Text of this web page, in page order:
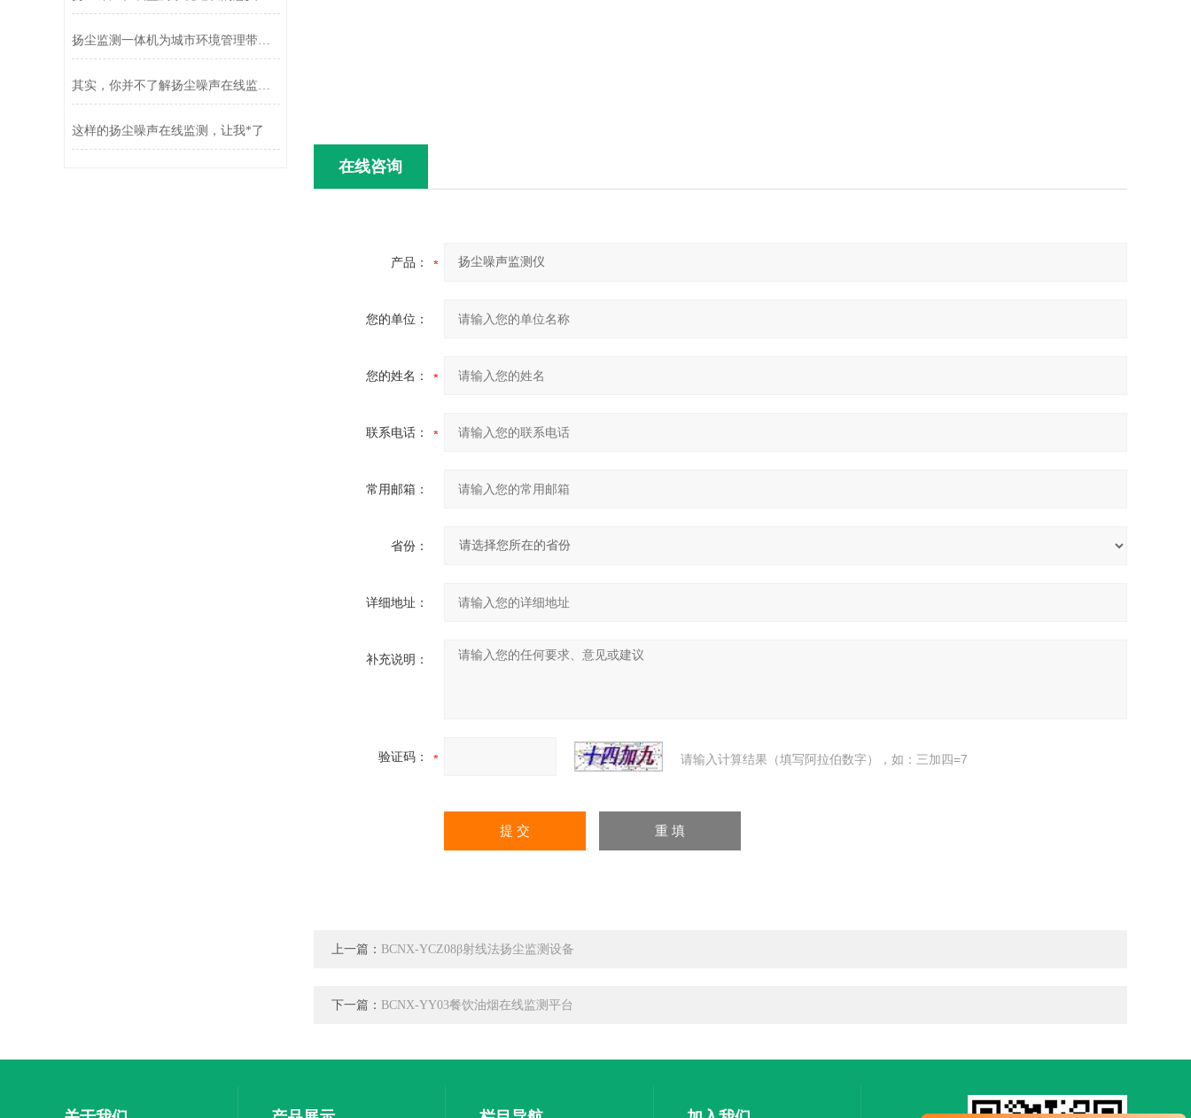
在线咨询
产品：
您的单位：
您的姓名：
联系电话：
常用邮箱：
省份：
详细地址：
补充说明：
验证码： 请输入计算结果（填写阿拉伯数字），如：三加四=7
上一篇： BCNX-YCZ08β射线法扬尘监测设备
下一篇： BCNX-YY03餐饮油烟在线监测平台
扬尘监测一体机为城市环境管理带来更大的便利和效益
其实，你并不了解扬尘噪声在线监测系统
这样的扬尘噪声在线监测，让我*了